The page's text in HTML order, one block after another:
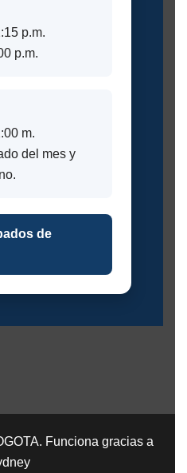
p.m.
p.m.
m.
del mes y
de
Funciona gracias a